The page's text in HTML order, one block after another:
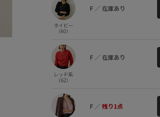
F○
ネイビー
（40）
F ／ 在庫あり
レッド系
（62）
F ／ 在庫あり
F ／残り1点